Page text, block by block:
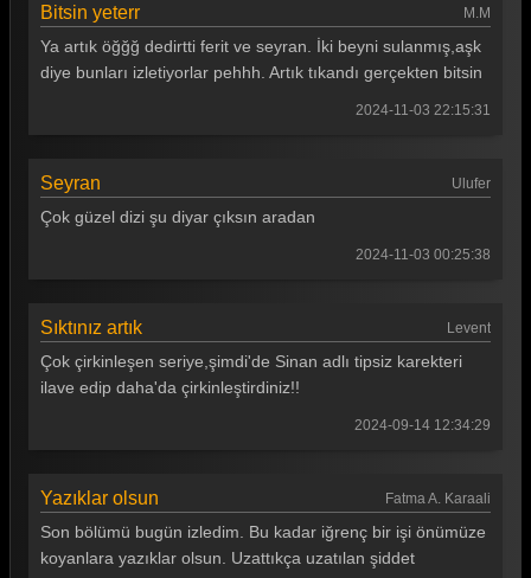
Bitsin yeterr M.M
Ya artık öğğğ dedirtti ferit ve seyran. İki beyni sulanmış,aşk
diye bunları izletiyorlar pehhh. Artık tıkandı gerçekten bitsin
2024-11-03 22:15:31
Seyran Ulufer
Çok güzel dizi şu diyar çıksın aradan
2024-11-03 00:25:38
Sıktınız artık Levent
Çok çirkinleşen seriye,şimdi'de Sinan adlı tipsiz karekteri
ilave edip daha'da çirkinleştirdiniz!!
2024-09-14 12:34:29
Yazıklar olsun Fatma A. Karaali
Son bölümü bugün izledim. Bu kadar iğrenç bir işi önümüze
koyanlara yazıklar olsun. Uzattıkça uzatılan şiddet